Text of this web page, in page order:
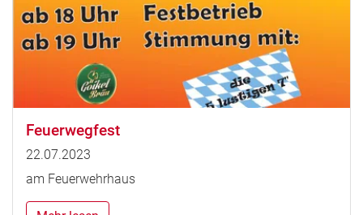
Feuerwegfest
22.07.2023
am Feuerwehrhaus